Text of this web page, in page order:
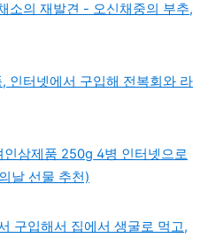
소의 재발견 - 오신채중의 부추,
인터넷에서 구입해 전복회와 라
삼제품 250g 4병 인터넷으로
날 선물 추천)
구입해서 집에서 생굴로 먹고,